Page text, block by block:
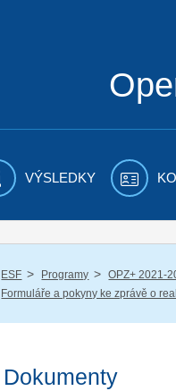
VÝSLEDKY
ESF / Programy / OPZ+ 2021-
Formuláře a pokyny ke zprávě o
Dokumenty